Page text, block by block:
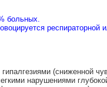
больных.
респираторной
(сниженной
нарушениями